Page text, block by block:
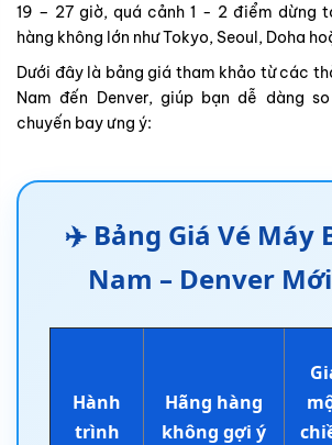
19 – 27 giờ, quá cảnh 1 - 2 điểm dừng
hàng không lớn như Tokyo, Seoul, Doha
Dưới đây là bảng giá tham khảo từ các
Nam đến Denver, giúp bạn dễ dàng
chuyến bay ưng ý:
✈️ Bảng Giá Vé Máy
Nam – Denver
Hành
trình
Hãng hàng
không gợi ý